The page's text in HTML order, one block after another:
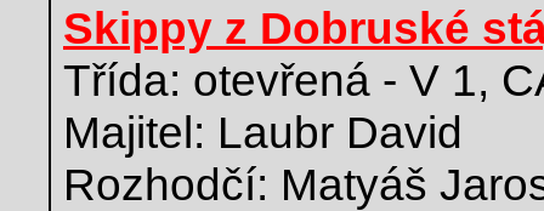
Skippy z Dobruské
Třída: otevřená - V 1,
Majitel: Laubr David
Rozhodčí: Matyáš